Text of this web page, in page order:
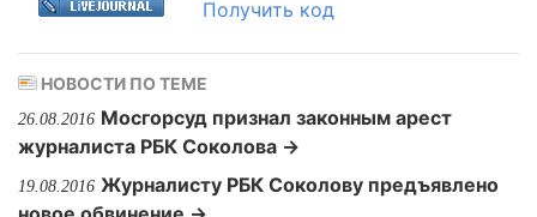
Получить код
НОВОСТИ ПО ТЕМЕ
26.08.2016 Мосгорсуд признал законным арест
журналиста РБК Соколова →
19.08.2016 Журналисту РБК Соколову предъявлено